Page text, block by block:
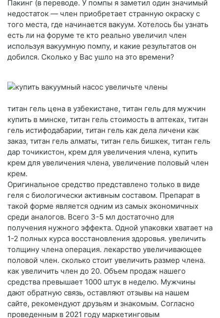
Пакинг (в переводе. У помпы я заметил один значимый
недостаток — член приобретает странную окраску с
того места, где начинается вакуум. Хотелось бы узнать
есть ли на форуме те кто реально увеличил член
используя вакуумную помпу, и какие результатов он
добился. Сколько у Вас ушло на это времени?
титан гель цена в узбекистане, титан гель для мужчин
купить в минске, титан гель стоимость в аптеках, титан
гель истифодабарии, титан гель как дела личени как
заказ, титан гель алматы, титан гель бишкек, титан гель
дар точикистон, крем для увеличения члена, купить
крем для увеличения члена, увеличение половый член
крем.
Оригинальное средство представлено только в виде
геля с биологически активным составом. Препарат в
такой форме является одним из самых экономичных
среди аналогов. Всего 3-5 мл достаточно для
получения нужного эффекта. Одной упаковки хватает на
1-2 полных курса восстановления здоровья. увеличить
толщину члена операция. лекарство увеличивающее
половой член. сколько стоит увеличить размер члена.
как увеличить член до 20. Объем продаж нашего
средства превышает 1000 штук в неделю. Мужчины
дают обратную связь, оставляют отзывы на нашем
сайте, рекомендуют друзьям и знакомым. Согласно
проведенным в 2021 году маркетинговым